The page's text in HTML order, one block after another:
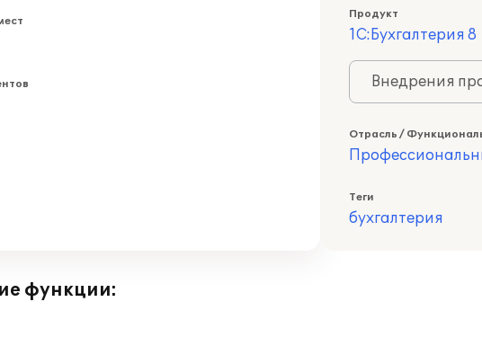
Продукт
1С:Бухгалтерия 8
Внедрения
Отрасль /
Теги
бухгалтерия
функции: